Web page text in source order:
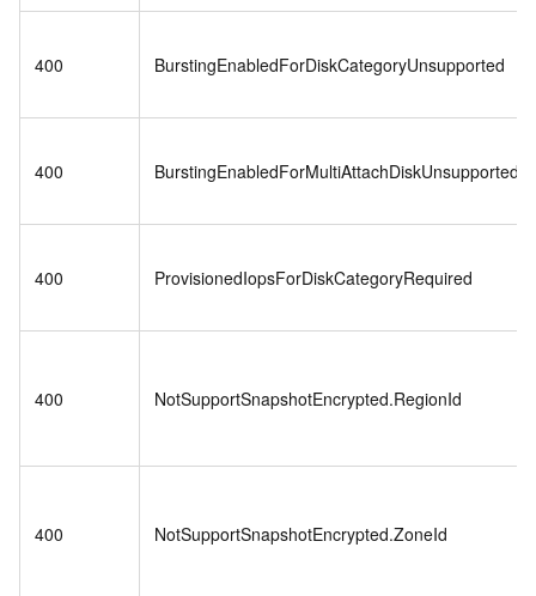
400 BurstingEnabledForDiskCategoryUnsupported
400 BurstingEnabledForMultiAttachDiskUnsupported
400 ProvisionedIopsForDiskCategoryRequired
400 NotSupportSnapshotEncrypted.RegionId
400 NotSupportSnapshotEncrypted.ZoneId